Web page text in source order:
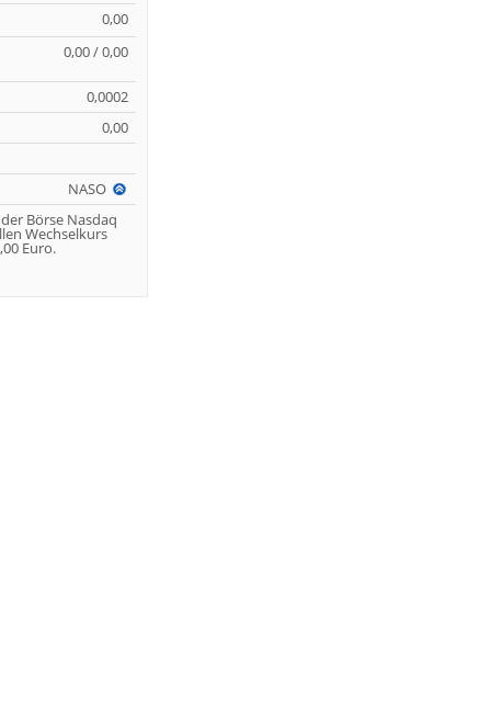
0,00
0,00 / 0,00
0,0002
0,00
NASO
Börse Nasdaq
Wechselkurs
Euro.